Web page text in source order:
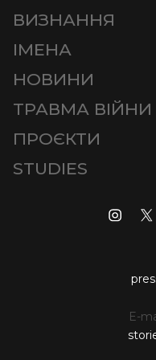
ВИЗНАННЯ
ІМЕНА
НОВИНИ
ТРАВМА ВІЙНИ
ПРОЄКТИ
STUDIES
E-